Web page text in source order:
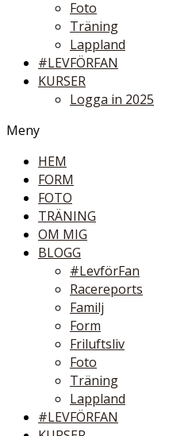
Foto
Träning
Lappland
#LEVFÖRFAN
KURSER
Logga in 2025
Meny
HEM
FORM
FOTO
TRÄNING
OM MIG
BLOGG
#LevförFan
Racereports
Familj
Form
Friluftsliv
Foto
Träning
Lappland
#LEVFÖRFAN